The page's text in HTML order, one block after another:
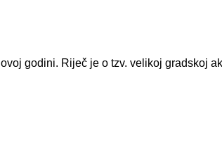
godini. Riječ je o tzv. velikoj gradskoj